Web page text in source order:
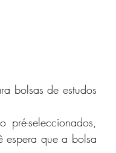
bolsas de estudos
seleccionados,
espera que a bolsa